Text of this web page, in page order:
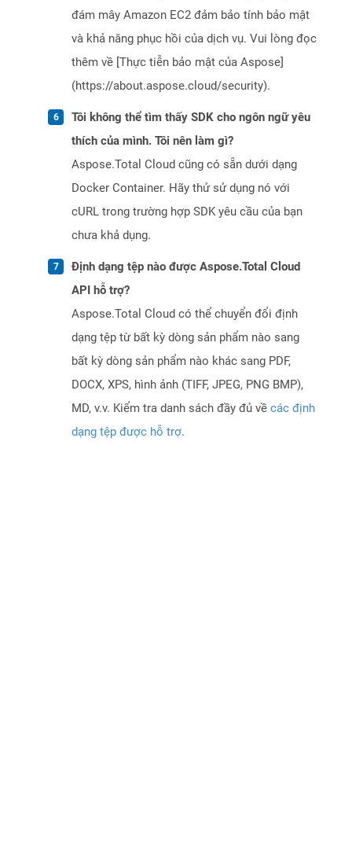
đám mây Amazon EC2 đảm bảo tính bảo mật
và khả năng phục hồi của dịch vụ. Vui lòng đọc
thêm về [Thực tiễn bảo mật của Aspose]
(https://about.aspose.cloud/security).
Tôi không thể tìm thấy SDK cho ngôn ngữ yêu
thích của mình. Tôi nên làm gì?
Aspose.Total Cloud cũng có sẵn dưới dạng
Docker Container. Hãy thử sử dụng nó với
cURL trong trường hợp SDK yêu cầu của bạn
chưa khả dụng.
Định dạng tệp nào được Aspose.Total Cloud
API hỗ trợ?
Aspose.Total Cloud có thể chuyển đổi định
dạng tệp từ bất kỳ dòng sản phẩm nào sang
bất kỳ dòng sản phẩm nào khác sang PDF,
DOCX, XPS, hình ảnh (TIFF, JPEG, PNG BMP),
MD, v.v. Kiểm tra danh sách đầy đủ về các định
dạng tệp được hỗ trợ.